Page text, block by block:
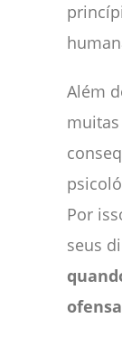
Além
Por
seus